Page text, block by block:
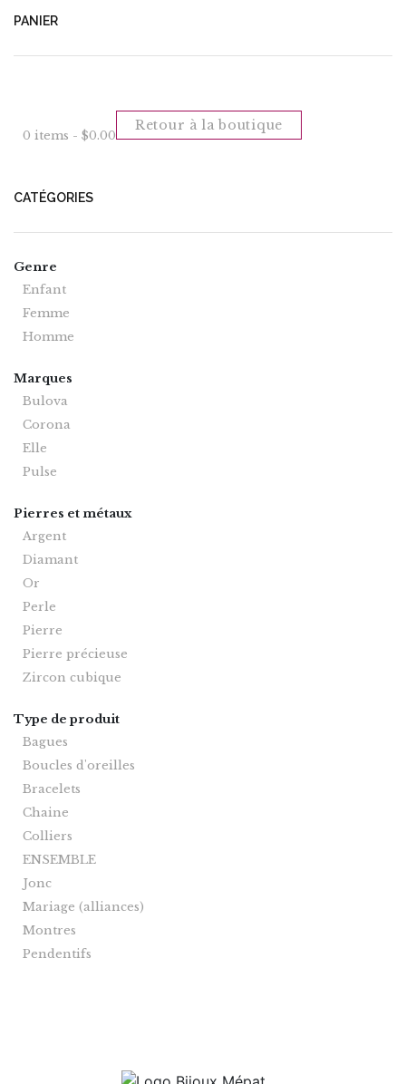
PANIER
0 items - $0.00
Retour à la boutique
CATÉGORIES
Genre
Enfant
Femme
Homme
Marques
Bulova
Corona
Elle
Pulse
Pierres et métaux
Argent
Diamant
Or
Perle
Pierre
Pierre précieuse
Zircon cubique
Type de produit
Bagues
Boucles d'oreilles
Bracelets
Chaine
Colliers
ENSEMBLE
Jonc
Mariage (alliances)
Montres
Pendentifs